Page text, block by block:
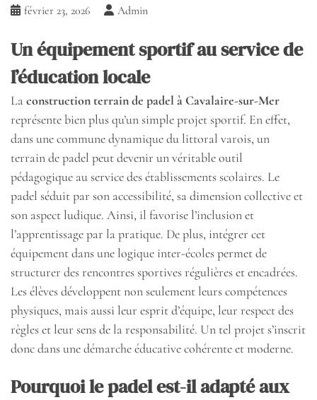
février 23, 2026 Admin
Un équipement sportif au service de
l’éducation locale
Laconstruction terrain de padel à Cavalaire-sur-Mer
représente bien plus qu’un simple projet sportif. En effet,
dans une commune dynamique du littoral varois, un
terrain de padel peut devenir un véritable outil
pédagogique au service des établissements scolaires. Le
padel séduit par son accessibilité, sa dimension collective et
son aspect ludique. Ainsi, il favorise l’inclusion et
l’apprentissage par la pratique. De plus, intégrer cet
équipement dans une logique inter-écoles permet de
structurer des rencontres sportives régulières et encadrées.
Les élèves développent non seulement leurs compétences
physiques, mais aussi leur esprit d’équipe, leur respect des
règles et leur sens de la responsabilité. Un tel projet s’inscrit
donc dans une démarche éducative cohérente et moderne.
Pourquoi le padel est-il adapté aux